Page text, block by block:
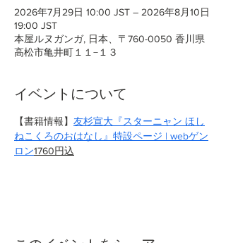
2026年7月29日 10:00 JST – 2026年8月10日
19:00 JST
本屋ルヌガンガ, 日本、〒760-0050 香川県
高松市亀井町１１−１３
イベントについて
【書籍情報】 友杉宣大『スターニャン ほし
ねこくろのおはなし』特設ページ | webゲン
ロン1760円込